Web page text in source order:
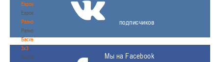
Еврокубки
Еврокубки
Разное
Разное
Баскетбол
3х3
Баскетбол
подписчиков
Мы на Facebook